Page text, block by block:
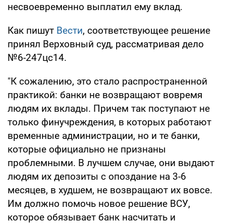
несвоевременно выплатил ему вклад.
Как пишут Вести, соответствующее решение
принял Верховный суд, рассматривая дело
№6-247цс14.
"К сожалению, это стало распространенной
практикой: банки не возвращают вовремя
людям их вклады. Причем так поступают не
только финучреждения, в которых работают
временные администрации, но и те банки,
которые официально не признаны
проблемными. В лучшем случае, они выдают
людям их депозиты с опоздание на 3-6
месяцев, в худшем, не возвращают их вовсе.
Им должно помочь новое решение ВСУ,
которое обязывает банк насчитать и